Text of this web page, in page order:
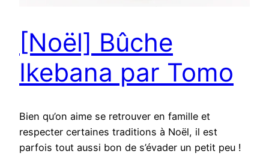
[Noël] Bûche
Ikebana par Tomo
Bien qu’on aime se retrouver en famille et
respecter certaines traditions à Noël, il est
parfois tout aussi bon de s’évader un petit peu !